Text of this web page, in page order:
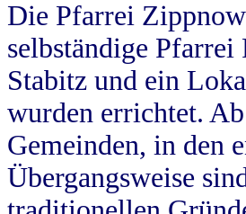
Die Pfarrei
selbständige
Stabitz und ein
wurden errichtet.
Gemeinden, in den
Übergangsweise